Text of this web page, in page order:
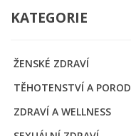
KATEGORIE
ŽENSKÉ ZDRAVÍ
TĚHOTENSTVÍ A POROD
ZDRAVÍ A WELLNESS